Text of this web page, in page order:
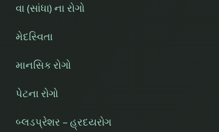
વા (સાંધા) ના રોગો
મેદસ્વિતા
માનસિક રોગો
પેટના રોગો
બ્લડપ્રેશર – હ્રદયરોગ